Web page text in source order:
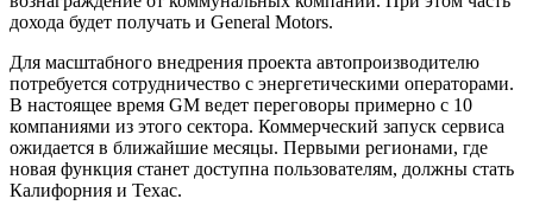
дохода будет получать и General Motors.
Для масштабного внедрения проекта автопроизводителю
потребуется сотрудничество с энергетическими операторами.
В настоящее время GM ведет переговоры примерно с 10
компаниями из этого сектора. Коммерческий запуск сервиса
ожидается в ближайшие месяцы. Первыми регионами, где
новая функция станет доступна пользователям, должны стать
Калифорния и Техас.